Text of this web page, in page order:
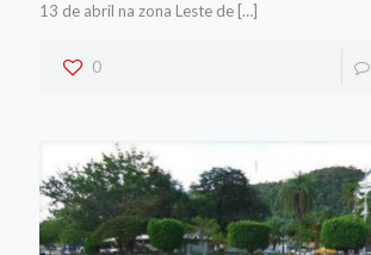
13 de abril na zona Leste de […]
0